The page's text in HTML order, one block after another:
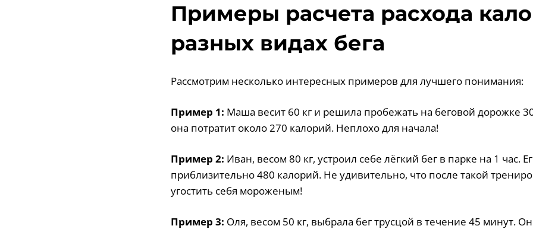
Примеры расчета расхода
разных видах бега
Рассмотрим несколько интересных примеров для лучшего понимания:
Пример 1: Маша весит 60 кг и решила пробежать на беговой дорожке
она потратит около 270 калорий. Неплохо для начала!
Пример 2: Иван, весом 80 кг, устроил себе лёгкий бег в парке на 1 час.
приблизительно 480 калорий. Не удивительно, что после такой
угостить себя мороженым!
Пример 3: Оля, весом 50 кг, выбрала бег трусцой в течение 45 минут.